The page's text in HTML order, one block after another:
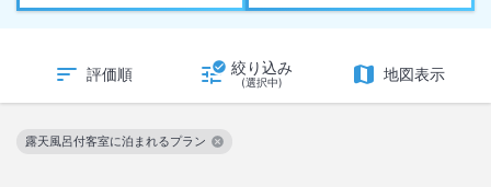
評価順 絞り込み
(選択中) 地図表示
露天風呂付客室に泊まれるプラン
この絞り込み条件を解除